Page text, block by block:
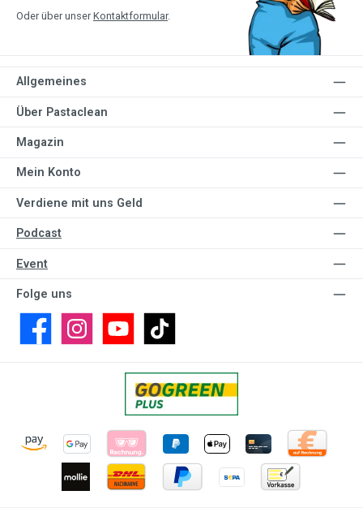
Oder über unser Kontaktformular.
Allgemeines
Über Pastaclean
Magazin
Mein Konto
Verdiene mit uns Geld
Podcast
Event
Folge uns
FacebookInstagramYouTubeTikTok